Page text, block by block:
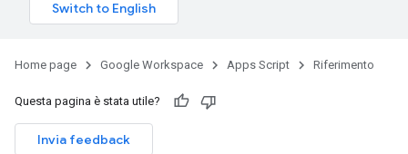
Home page Google Workspace Apps Script Riferimento
Questa pagina è stata utile?
Invia feedback